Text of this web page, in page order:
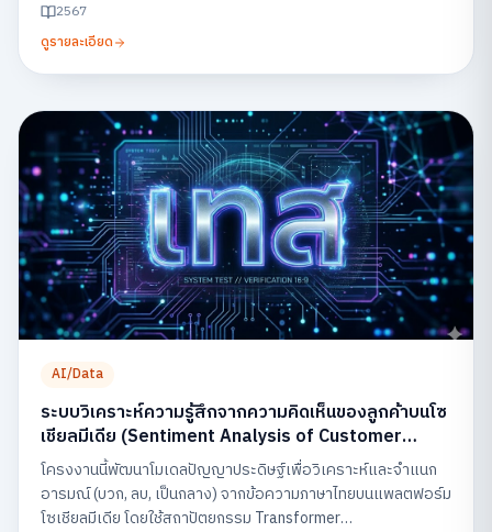
2567
ดูรายละเอียด
AI/Data
ระบบวิเคราะห์ความรู้สึกจากความคิดเห็นของลูกค้าบนโซ
เชียลมีเดีย (Sentiment Analysis of Customer
Feedback on Social Media)
โครงงานนี้พัฒนาโมเดลปัญญาประดิษฐ์เพื่อวิเคราะห์และจำแนก
อารมณ์ (บวก, ลบ, เป็นกลาง) จากข้อความภาษาไทยบนแพลตฟอร์ม
โซเชียลมีเดีย โดยใช้สถาปัตยกรรม Transformer